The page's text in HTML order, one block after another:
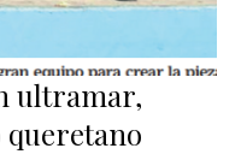
ultramar,